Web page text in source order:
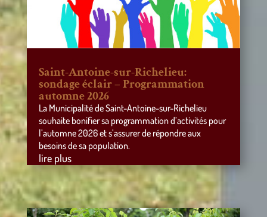
Saint-Antoine-sur-Richelieu:
sondage éclair – Programmation
automne 2026
La Municipalité de Saint-Antoine-sur-Richelieu
souhaite bonifier sa programmation d’activités pour
l’automne 2026 et s’assurer de répondre aux
besoins de sa population.
lire plus